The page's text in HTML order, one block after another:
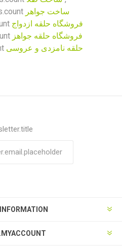
ساخت جواهر
فروشگاه حلقه ازدواج
فروشگاه حلقه جواهز
حلقه نامزدی و عروسی